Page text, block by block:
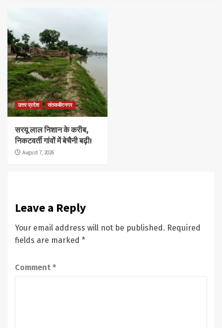
उत्तर प्रदेश संतकबीरनगर
सरयू लाल निशान के करीब,
निकटवर्ती गांवों में बेचैनी बढ़ी!
August 7, 2026
Leave a Reply
Your email address will not be published. Required
fields are marked *
Comment *